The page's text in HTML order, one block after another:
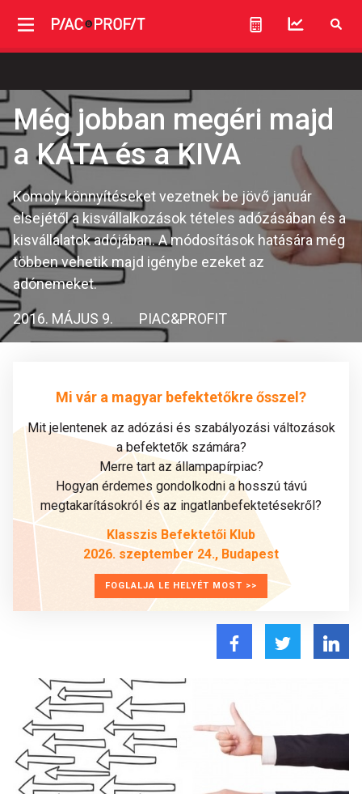
Még jobban megéri majd
a KATA és a KIVA
Komoly könnyítéseket vezetnek be jövő január
elsejétől a kisvállalkozások tételes adózásában és a
kisvállalatok adójában. A módosítások hatására még
többen vehetik majd igénybe ezeket az
adónemeket.
2016. MÁJUS 9. PIAC&PROFIT
Mi vár a magyar befektetőkre ősszel?
Mit jelentenek az adózási és szabályozási változások
a befektetők számára?
Merre tart az állampapírpiac?
Hogyan érdemes gondolkodni a hosszú távú
megtakarításokról és az ingatlanbefektetésekről?
Klasszis Befektetői Klub
2026. szeptember 24., Budapest
FOGLALJA LE HELYÉT MOST >>